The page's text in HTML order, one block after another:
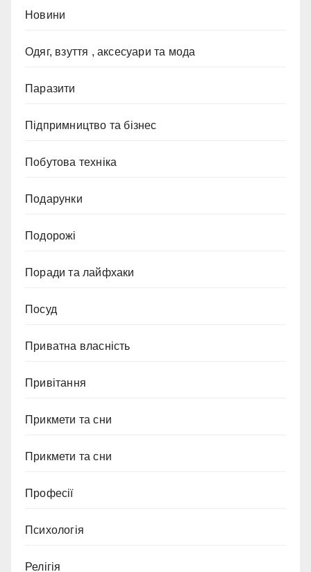
Новини
Одяг, взуття , аксесуари та мода
Паразити
Підпримництво та бізнес
Побутова техніка
Подарунки
Подорожі
Поради та лайфхаки
Посуд
Приватна власність
Привітання
Прикмети та сни
Прикмети та сни
Професії
Психологія
Релігія